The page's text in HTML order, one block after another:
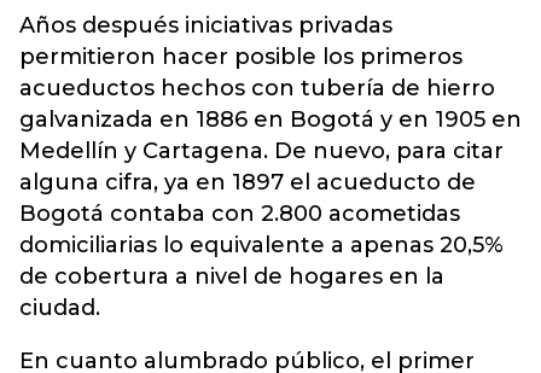
Años después iniciativas privadas
permitieron hacer posible los primeros
acueductos hechos con tubería de hierro
galvanizada en 1886 en Bogotá y en 1905 en
Medellín y Cartagena. De nuevo, para citar
alguna cifra, ya en 1897 el acueducto de
Bogotá contaba con 2.800 acometidas
domiciliarias lo equivalente a apenas 20,5%
de cobertura a nivel de hogares en la
ciudad.
En cuanto alumbrado público, el primer